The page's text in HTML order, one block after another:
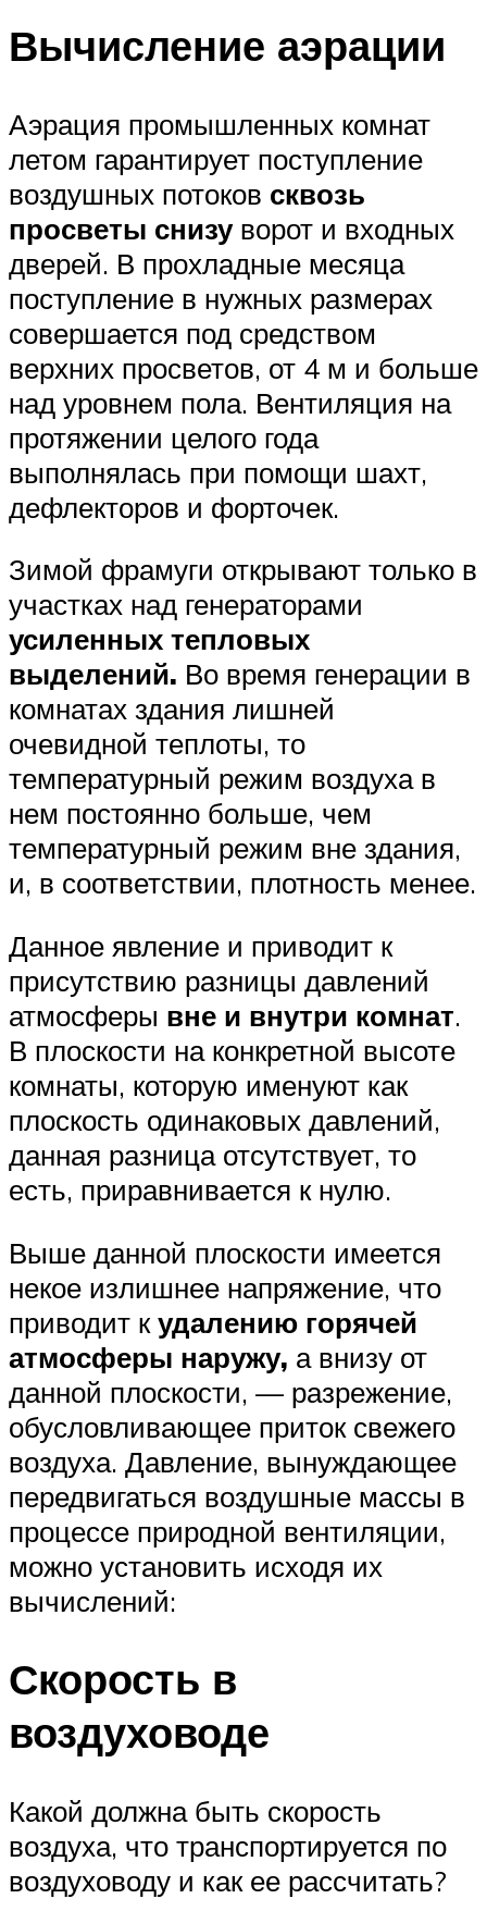
Вычисление аэрации
Аэрация промышленных комнат
летом гарантирует поступление
воздушных потоков сквозь
просветы снизуворот и входных
дверей. В прохладные месяца
поступление в нужных размерах
совершается под средством
верхних просветов, от 4 м и больше
над уровнем пола. Вентиляция на
протяжении целого года
выполнялась при помощи шахт,
дефлекторов и форточек.
Зимой фрамуги открывают только в
участках над генераторами
усиленных тепловых
выделений. Во время генерации в
комнатах здания лишней
очевидной теплоты, то
температурный режим воздуха в
нем постоянно больше, чем
температурный режим вне здания,
и, в соответствии, плотность менее.
Данное явление и приводит к
присутствию разницы давлений
атмосферы вне и внутри комнат.
В плоскости на конкретной высоте
комнаты, которую именуют как
плоскость одинаковых давлений,
данная разница отсутствует, то
есть, приравнивается к нулю.
Выше данной плоскости имеется
некое излишнее напряжение, что
приводит кудалению горячей
атмосферы наружу, а внизу от
данной плоскости, — разрежение,
обусловливающее приток свежего
воздуха. Давление, вынуждающее
передвигаться воздушные массы в
процессе природной вентиляции,
можно установить исходя их
вычислений:
Скорость в
воздуховоде
Какой должна быть скорость
воздуха, что транспортируется по
воздуховоду и как ее рассчитать?